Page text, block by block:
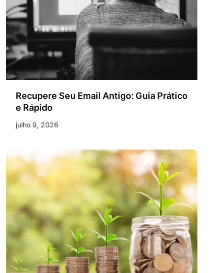
Recupere Seu Email Antigo: Guia Prático
e Rápido
julho 9, 2026